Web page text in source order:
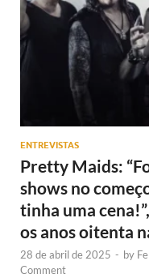
ENTREVISTAS
Pretty Maids:
shows no
tinha uma
os anos oitenta
28 de abril de 2025 - by
Comment